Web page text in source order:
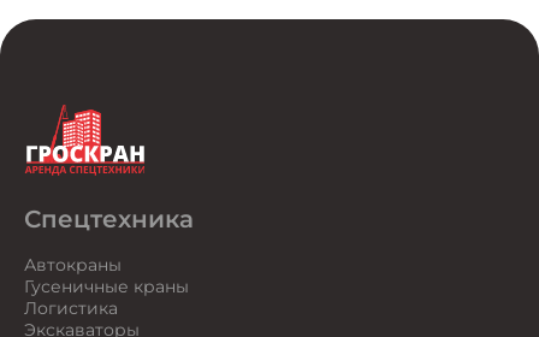
Спецтехника
Автокраны
Гусеничные краны
Логистика
Экскаваторы